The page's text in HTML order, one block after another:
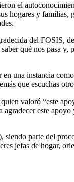
el
hogares y familias,
del FOSIS,
qué nos pasa
una instancia
que escuchas
valoró “este
agradecer este
siendo parte del
jefas de hogar,